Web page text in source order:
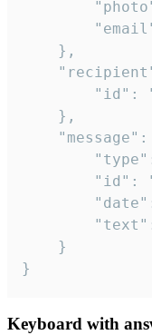
}
Keyboard with